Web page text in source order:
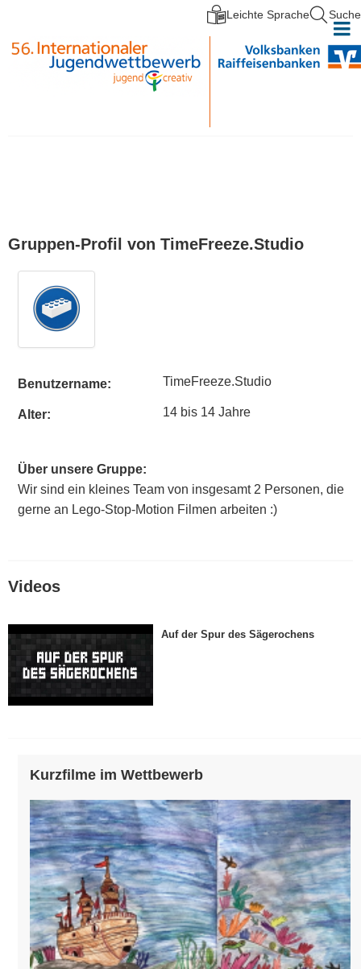
Leichte Sprache Suche
Gruppen-Profil von TimeFreeze.Studio
Benutzername: TimeFreeze.Studio
Alter: 14 bis 14 Jahre
Über unsere Gruppe:
Wir sind ein kleines Team von insgesamt 2 Personen, die
gerne an Lego-Stop-Motion Filmen arbeiten :)
Videos
Auf der Spur des Sägerochens
Kurzfilme im Wettbewerb